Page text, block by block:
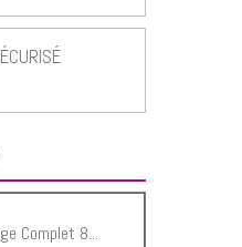
Complet 8...